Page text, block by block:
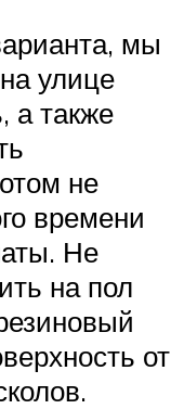
мы
улице
а также
не
времени
Не
на пол
от